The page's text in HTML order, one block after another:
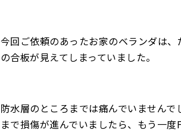
今回ご依頼のあったお家のベランダは
の合板が見えてしまっていました。
防水層のところまでは痛んでいません
まで損傷が進んでいましたら、もう一度